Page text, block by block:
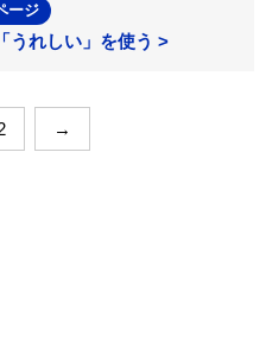
ージ
うれしい」を使う >
→